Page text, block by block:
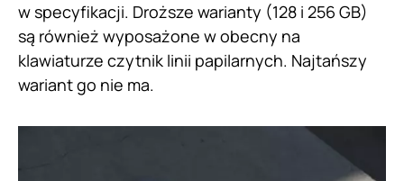
w specyfikacji. Droższe warianty (128 i 256 GB)
są również wyposażone w obecny na
klawiaturze czytnik linii papilarnych. Najtańszy
wariant go nie ma.